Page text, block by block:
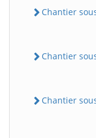
Chantier
Chantier
Chantier